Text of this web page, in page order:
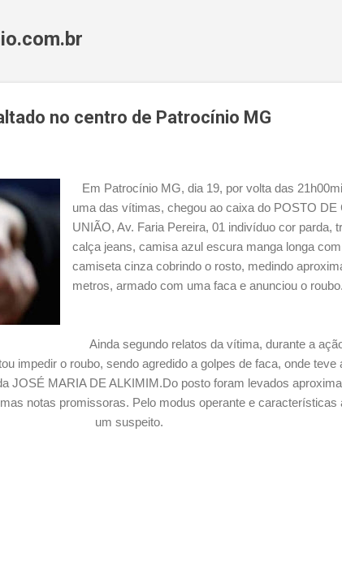
no centro de Patrocínio MG
Em Patrocínio MG, dia 19, por volta das
uma das vítimas, chegou ao caixa do POSTO
UNIÃO, Av. Faria Pereira, 01 indivíduo cor parda,
calça jeans, camisa azul escura manga longa
camiseta cinza cobrindo o rosto, medindo
metros, armado com uma faca e anunciou o roubo.
Ainda segundo relatos da vítima, durante a
impedir o roubo, sendo agredido a golpes de faca, onde teve
JOSÉ MARIA DE ALKIMIM.Do posto foram levados
notas promissoras. Pelo modus operante e características
um suspeito.